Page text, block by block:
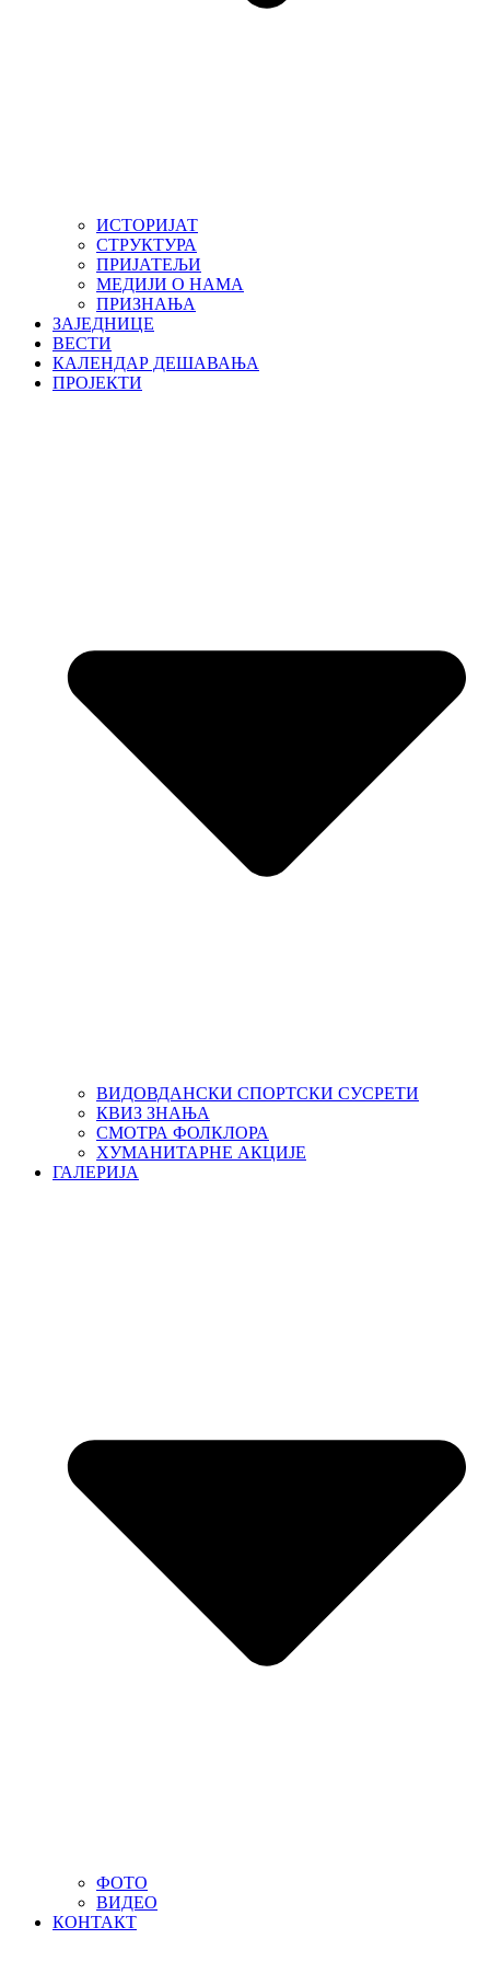
ИСТОРИЈАТ
СТРУКТУРА
ПРИЈАТЕЉИ
МЕДИЈИ О НАМА
ПРИЗНАЊА
ЗАЈЕДНИЦЕ
ВЕСТИ
КАЛЕНДАР ДЕШАВАЊА
ПРОЈЕКТИ
ВИДОВДАНСКИ СПОРТСКИ СУСРЕТИ
КВИЗ ЗНАЊА
СМОТРА ФОЛКЛОРА
ХУМАНИТАРНЕ АКЦИЈЕ
ГАЛЕРИЈА
ФОТО
ВИДЕО
КОНТАКТ